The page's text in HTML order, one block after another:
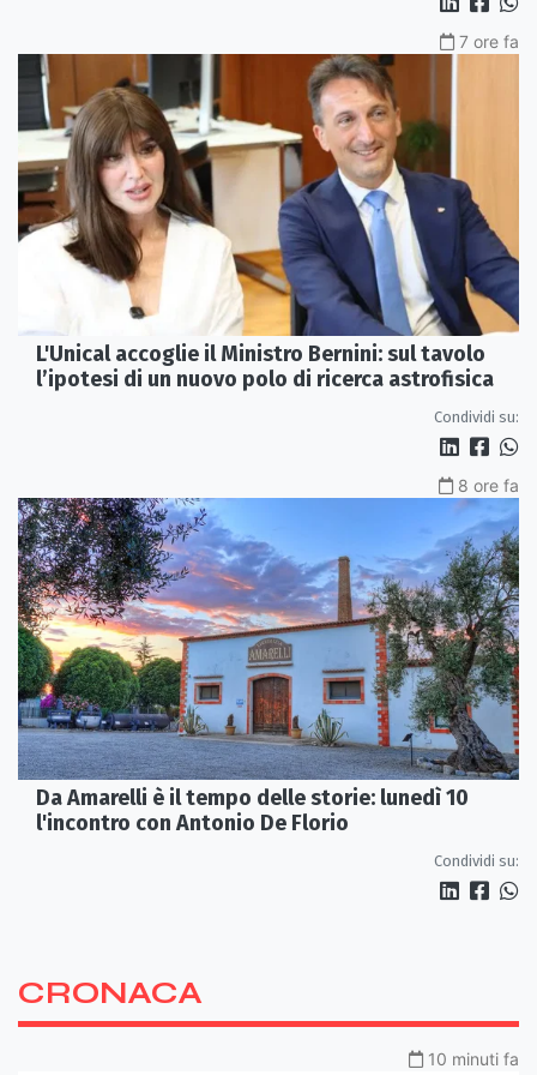
7 ore fa
L'Unical accoglie il Ministro Bernini: sul tavolo
l’ipotesi di un nuovo polo di ricerca astrofisica
Condividi su:
8 ore fa
Da Amarelli è il tempo delle storie: lunedì 10
l'incontro con Antonio De Florio
Condividi su:
CRONACA
10 minuti fa